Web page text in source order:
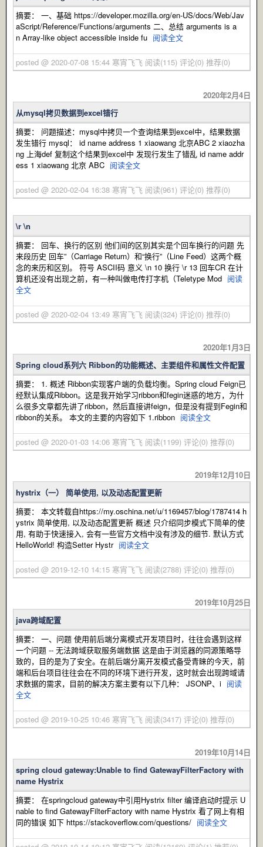
摘要： 一、基础 https://developer.mozilla.org/en-US/docs/Web/Jav
aScript/Reference/Functions/arguments 二、总结 arguments is a
n Array-like object accessible inside fu 阅读全文
posted @ 2020-07-08 15:44 寒宵飞飞 阅读(115) 评论(0) 推荐(0)
2020年2月4日
从mysql拷贝数据到excel错行
摘要： 问题描述：mysql中拷贝一个查询结果到excel中，结果数据
发生错行 mysql： id name address 1 xiaowang 北京ABC 2 xiaozha
ng 上海def 复制这个结果到excel中 发现行发生了错乱 id name addr
ess 1 xiaowang 北京 ABC 阅读全文
posted @ 2020-02-04 16:38 寒宵飞飞 阅读(961) 评论(0) 推荐(0)
\r \n
摘要： 回车、换行的区别 他们间的区别其实是个回车换行的问题 先
来段历史 回车”（Carriage Return）和“换行”（Line Feed）这两个概
念的来历和区别。 符号 ASCII码 意义 \n 10 换行 \r 13 回车CR 在计
算机还没有出现之前，有一种叫做电传打字机（Teletype Mod 阅读
全文
posted @ 2020-02-04 13:49 寒宵飞飞 阅读(324) 评论(0) 推荐(0)
2020年1月3日
Spring cloud系列六 Ribbon的功能概述、主要组件和属性文件配置
摘要： 1. 概述 Ribbon实现客户端的负载均衡。Spring cloud Feign已
经默认集成Ribbon。这是我开始学习ribbon和fegin迷惑的地方，为什
么很多文章都先讲了ribbon，然后直接讲feign，但是没有提到Fegin和
ribbon的关系。 本文的主要的内容如下 1.ribbon 阅读全文
posted @ 2020-01-03 14:06 寒宵飞飞 阅读(1199) 评论(0) 推荐(0)
2019年12月10日
hystrix（一） 简单使用, 以及动态配置更新
摘要： 本文转载自https://my.oschina.net/u/1169457/blog/1787414 h
ystrix 简单使用, 以及动态配置更新 概述 只介绍同步模式下简单的使
用, 有助于快速接入, 会有一些官方文档中没有涉及的细节. 默认方式
HelloWorld! 构造Setter Hystr 阅读全文
posted @ 2019-12-10 14:15 寒宵飞飞 阅读(2788) 评论(0) 推荐(0)
2019年10月25日
java跨域配置
摘要： 一、问题 使用前后端分离模式开发项目时，往往会遇到这样
一个问题 -- 无法跨域获取服务端数据 这是由于浏览器的同源策略导
致的，目的是为了安全。在前后端分离开发模式备受青睐的今天，前
端和后台项目往往会在不同的环境下进行开发，这时就会出现跨域请
求数据的需求，目前的解决方案主要有以下几种： JSONP、i 阅读
全文
posted @ 2019-10-25 10:46 寒宵飞飞 阅读(3417) 评论(0) 推荐(0)
2019年10月14日
spring cloud gateway:Unable to find GatewayFilterFactory with
name Hystrix
摘要： 在springcloud gateway中引用Hystrix filter 编译启动时提示 U
nable to find GatewayFilterFactory with name Hystrix 看了网上有相
同的错误 如下 https://stackoverflow.com/questions/ 阅读全文